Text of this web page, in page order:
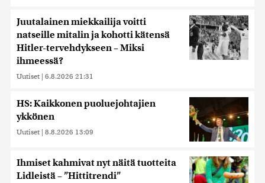
Juutalainen miekkailija voitti
natseille mitalin ja kohotti kätensä
Hitler-tervehdykseen – Miksi
ihmeessä?
Uutiset | 6.8.2026 21:31
HS: Kaikkonen puoluejohtajien
ykkönen
Uutiset | 8.8.2026 13:09
Ihmiset kahmivat nyt näitä tuotteita
Lidleistä – ”Hittitrendi”